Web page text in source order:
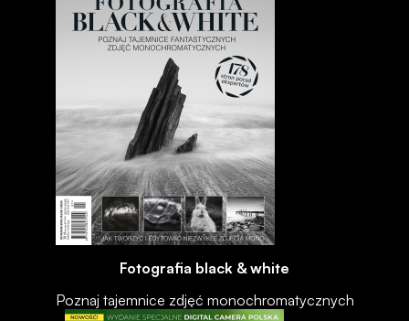
Fotografia black & white
Poznaj tajemnice zdjęć monochromatycznych